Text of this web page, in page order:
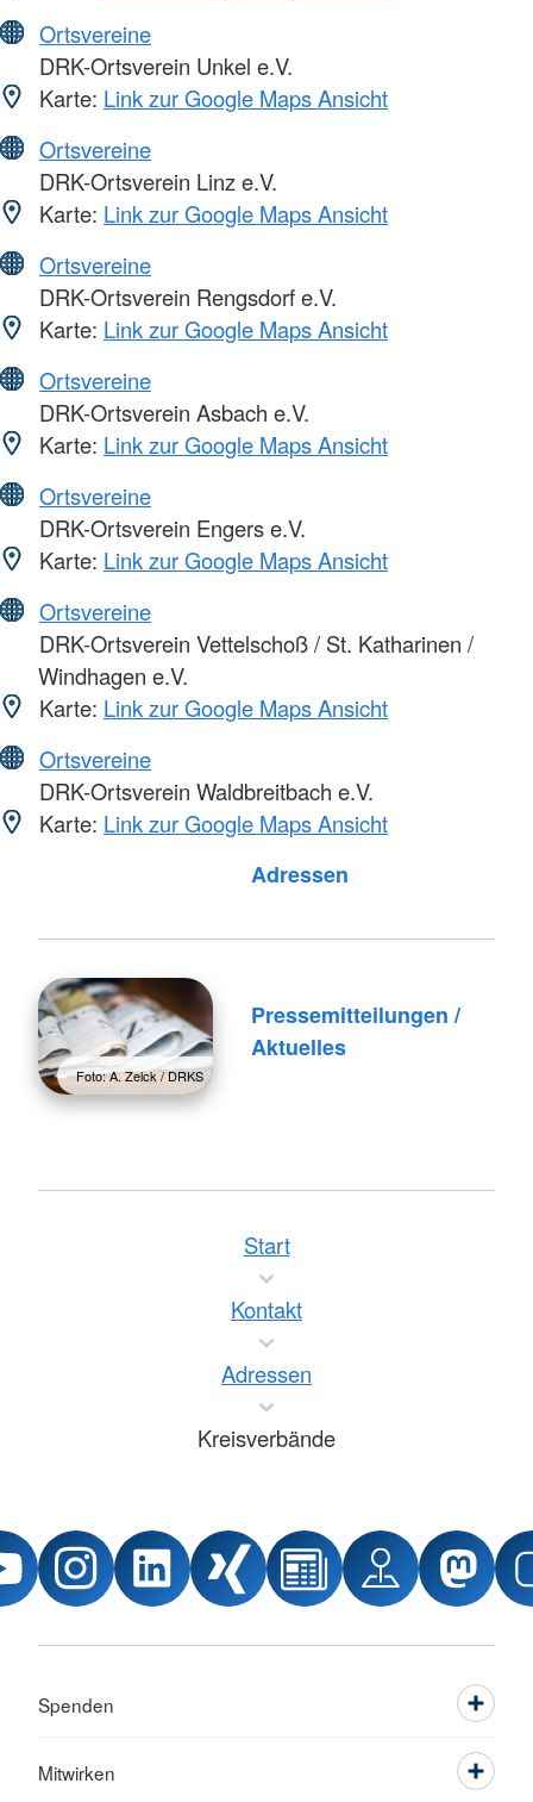
Ortsvereine
DRK-Ortsverein Unkel e.V.
Karte: Link zur Google Maps Ansicht
Ortsvereine
DRK-Ortsverein Linz e.V.
Karte: Link zur Google Maps Ansicht
Ortsvereine
DRK-Ortsverein Rengsdorf e.V.
Karte: Link zur Google Maps Ansicht
Ortsvereine
DRK-Ortsverein Asbach e.V.
Karte: Link zur Google Maps Ansicht
Ortsvereine
DRK-Ortsverein Engers e.V.
Karte: Link zur Google Maps Ansicht
Ortsvereine
DRK-Ortsverein Vettelschoß / St. Katharinen /
Windhagen e.V.
Karte: Link zur Google Maps Ansicht
Ortsvereine
DRK-Ortsverein Waldbreitbach e.V.
Karte: Link zur Google Maps Ansicht
Adressen
Foto: A. Zelck / DRKS
Pressemitteilungen /
Aktuelles
Start
Kontakt
Adressen
Kreisverbände
Spenden
Mitwirken